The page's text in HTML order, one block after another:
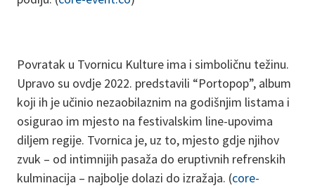
Povratak u Tvornicu Kulture ima i simboličnu težinu.
Upravo su ovdje 2022. predstavili “Portopop”, album
koji ih je učinio nezaobilaznim na godišnjim listama i
osigurao im mjesto na festivalskim line-upovima
diljem regije. Tvornica je, uz to, mjesto gdje njihov
zvuk – od intimnijih pasaža do eruptivnih refrenskih
kulminacija – najbolje dolazi do izražaja. (core-